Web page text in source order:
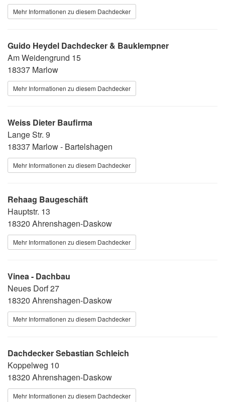
Mehr Informationen zu diesem Dachdecker
Guido Heydel Dachdecker & Bauklempner
Am Weidengrund 15
18337 Marlow
Mehr Informationen zu diesem Dachdecker
Weiss Dieter Baufirma
Lange Str. 9
18337 Marlow - Bartelshagen
Mehr Informationen zu diesem Dachdecker
Rehaag Baugeschäft
Hauptstr. 13
18320 Ahrenshagen-Daskow
Mehr Informationen zu diesem Dachdecker
Vinea - Dachbau
Neues Dorf 27
18320 Ahrenshagen-Daskow
Mehr Informationen zu diesem Dachdecker
Dachdecker Sebastian Schleich
Koppelweg 10
18320 Ahrenshagen-Daskow
Mehr Informationen zu diesem Dachdecker